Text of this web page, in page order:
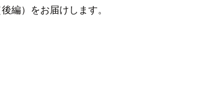
編）をお届けします。